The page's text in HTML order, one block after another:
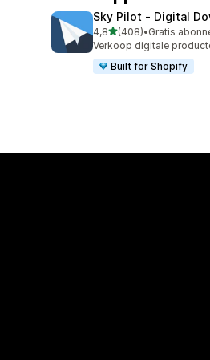
Sky Pilot ‑ Digital
4,8van 5 sterren
(408)
408 recensies in totaal
•Gratis
Verkoop digitale
Built for Shopify